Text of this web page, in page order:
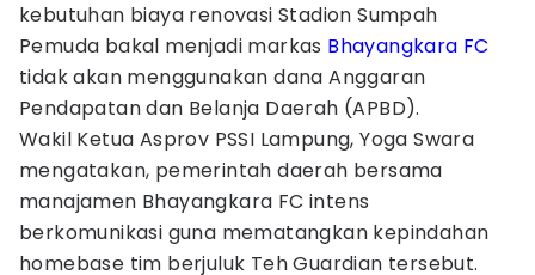
kebutuhan biaya renovasi Stadion Sumpah
Pemuda bakal menjadi markas Bhayangkara FC
tidak akan menggunakan dana Anggaran
Pendapatan dan Belanja Daerah (APBD).
Wakil Ketua Asprov PSSI Lampung, Yoga Swara
mengatakan, pemerintah daerah bersama
manajamen Bhayangkara FC intens
berkomunikasi guna mematangkan kepindahan
homebase tim berjuluk Teh Guardian tersebut.